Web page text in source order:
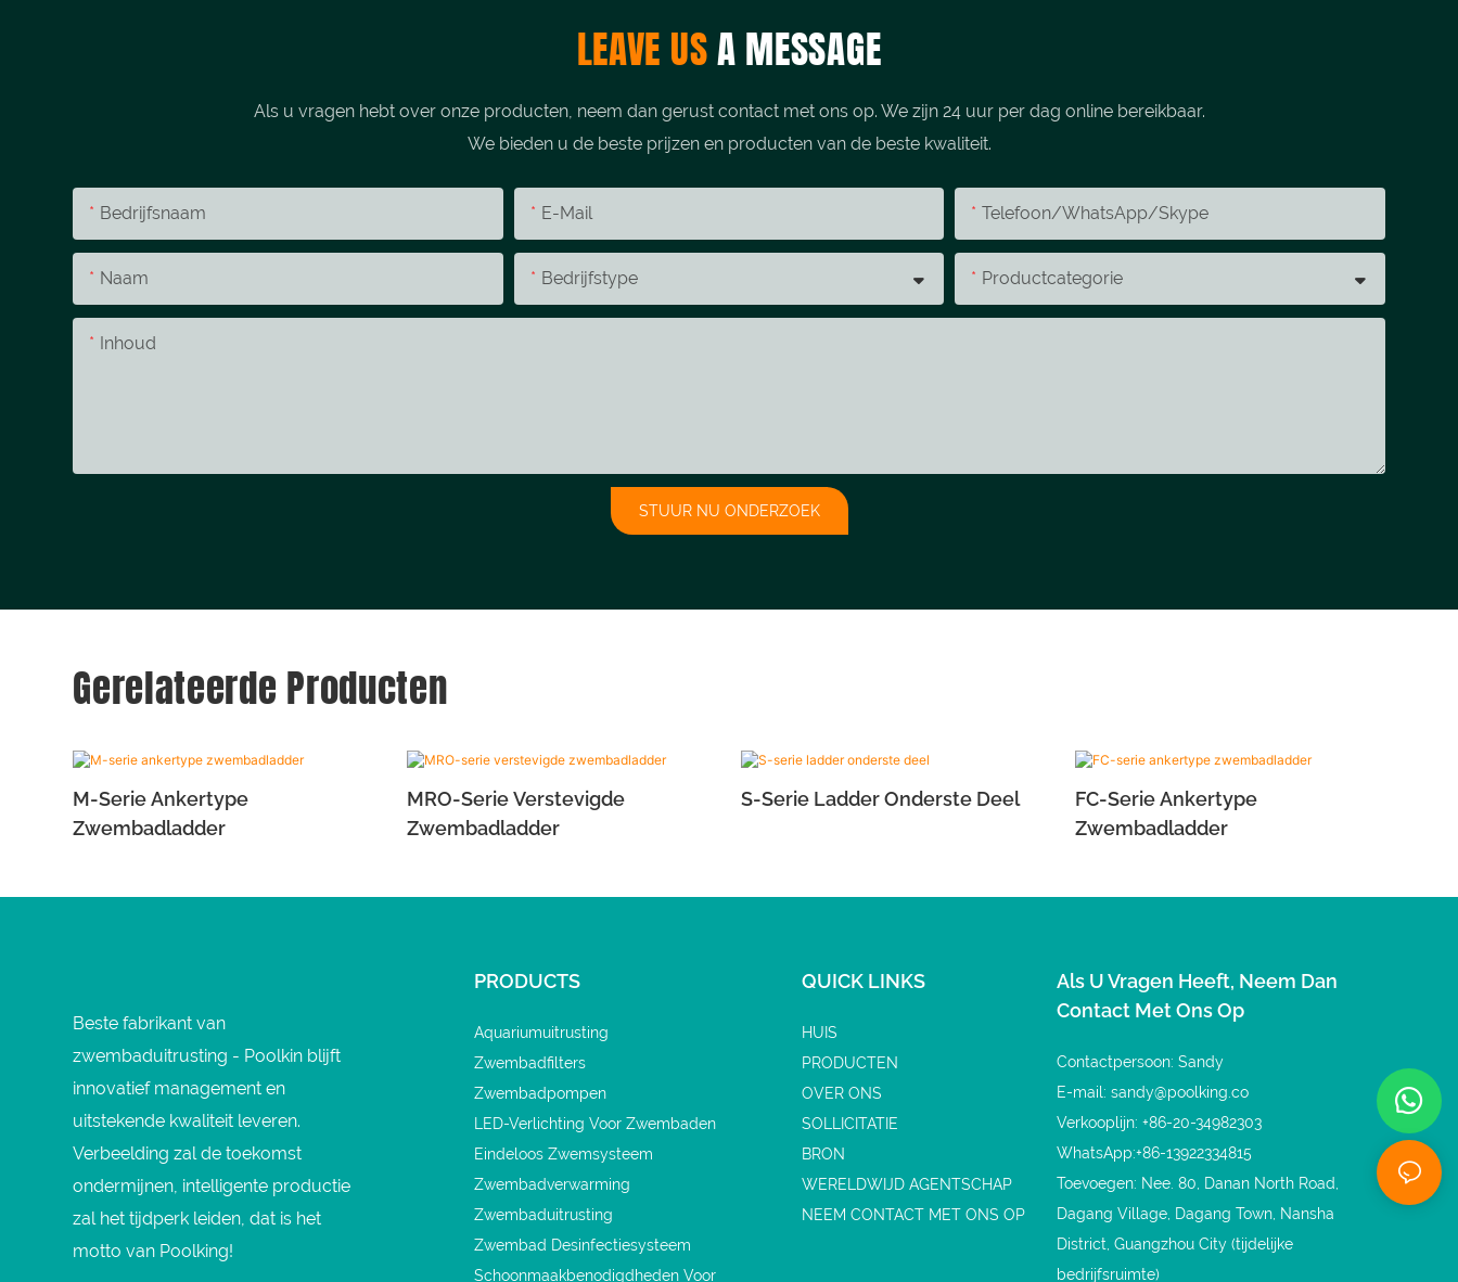
LEAVE USA MESSAGE
Als u vragen hebt over onze producten, neem dan gerust contact met ons op. We zijn 24 uur per dag online bereikbaar.
We bieden u de beste prijzen en producten van de beste kwaliteit.
Bedrijfsnaam E-Mail Telefoon/WhatsApp/Skype
Naam Bedrijfstype Productcategorie
Inhoud
STUUR NU ONDERZOEK
Gerelateerde Producten
M-Serie Ankertype
Zwembadladder
MRO-Serie Verstevigde
Zwembadladder
S-Serie Ladder Onderste Deel
FC-Serie Ankertype
Zwembadladder
Beste fabrikant van
zwembaduitrusting - Poolkin blijft
innovatief management en
uitstekende kwaliteit leveren.
Verbeelding zal de toekomst
ondermijnen, intelligente productie
zal het tijdperk leiden, dat is het
motto van Poolking!
PRODUCTS
Aquariumuitrusting
Zwembadfilters
Zwembadpompen
LED-Verlichting Voor Zwembaden
Eindeloos Zwemsysteem
Zwembadverwarming
Zwembaduitrusting
Zwembad Desinfectiesysteem
Schoonmaakbenodigdheden Voor
QUICK LINKS
HUIS
PRODUCTEN
OVER ONS
SOLLICITATIE
BRON
WERELDWIJD AGENTSCHAP
NEEM CONTACT MET ONS OP
Als U Vragen Heeft, Neem Dan
Contact Met Ons Op
Contactpersoon: Sandy
E-mail:sandy@poolking.co
Verkooplijn: +86-20-34982303
WhatsApp:+86-13922334815
Toevoegen: Nee. 80, Danan North Road,
Dagang Village, Dagang Town, Nansha
District, Guangzhou City (tijdelijke
bedrijfsruimte)